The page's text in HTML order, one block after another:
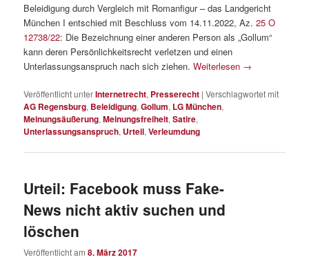
Beleidigung durch Vergleich mit Romanfigur – das Landgericht
München I entschied mit Beschluss vom 14.11.2022, Az.25 O
12738/22: Die Bezeichnung einer anderen Person als „Gollum“
kann deren Persönlichkeitsrecht verletzen und einen
Unterlassungsanspruch nach sich ziehen.Weiterlesen →
Veröffentlicht unterInternetrecht, Presserecht |Verschlagwortet mit
AG Regensburg, Beleidigung,Gollum, LG München,
Meinungsäußerung,Meinungsfreiheit,Satire,
Unterlassungsanspruch, Urteil,Verleumdung
Urteil: Facebook muss Fake-
News nicht aktiv suchen und
löschen
Veröffentlicht am8. März 2017